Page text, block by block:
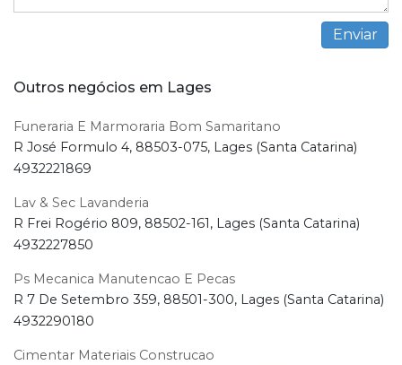
Outros negócios em Lages
Funeraria E Marmoraria Bom Samaritano
R José Formulo 4, 88503-075, Lages (Santa Catarina)
4932221869
Lav & Sec Lavanderia
R Frei Rogério 809, 88502-161, Lages (Santa Catarina)
4932227850
Ps Mecanica Manutencao E Pecas
R 7 De Setembro 359, 88501-300, Lages (Santa Catarina)
4932290180
Cimentar Materiais Construcao